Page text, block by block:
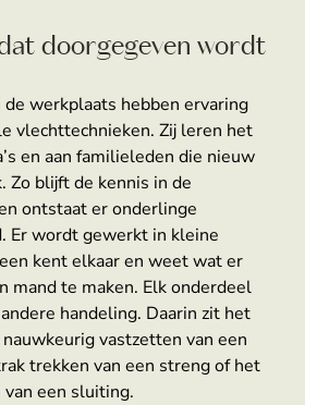
doorgegeven wordt
werkplaats hebben ervaring
vlechttechnieken. Zij leren het
en aan familieleden die nieuw
Zo blijft de kennis in de
ontstaat er onderlinge
Er wordt gewerkt in kleine
kent elkaar en weet wat er
mand te maken. Elk onderdeel
handeling. Daarin zit het
vastzetten van een
trekken van een streng of het
een sluiting.